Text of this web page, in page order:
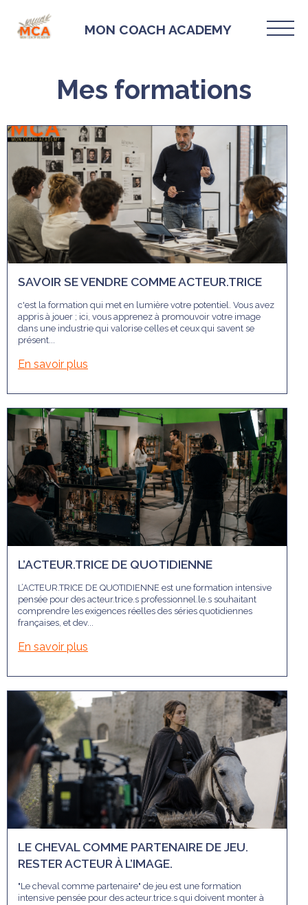
MON COACH ACADEMY
Mes formations
SAVOIR SE VENDRE COMME ACTEUR.TRICE
c'est la formation qui met en lumière votre potentiel. Vous avez
appris à jouer ; ici, vous apprenez à promouvoir votre image
dans une industrie qui valorise celles et ceux qui savent se
présent...
En savoir plus
L’ACTEUR.TRICE DE QUOTIDIENNE
L’ACTEUR.TRICE DE QUOTIDIENNE est une formation intensive
pensée pour des acteur.trice.s professionnel.le.s souhaitant
comprendre les exigences réelles des séries quotidiennes
françaises, et dev...
En savoir plus
LE CHEVAL COMME PARTENAIRE DE JEU.
RESTER ACTEUR À L’IMAGE.
"Le cheval comme partenaire" de jeu est une formation
intensive pensée pour des acteur.trice.s qui doivent monter à